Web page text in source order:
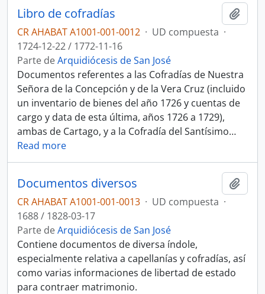
Libro de cofradías
CR AHABAT A1001-001-0012 · UD compuesta ·
1724-12-22 / 1772-11-16
Parte deArquidiócesis de San José
Documentos referentes a las Cofradías de Nuestra
Señora de la Concepción y de la Vera Cruz (incluido
un inventario de bienes del año 1726 y cuentas de
cargo y data de esta última, años 1726 a 1729),
ambas de Cartago, y a la Cofradía del Santísimo…
Read more
Documentos diversos
CR AHABAT A1001-001-0013 · UD compuesta ·
1688 / 1828-03-17
Parte deArquidiócesis de San José
Contiene documentos de diversa índole,
especialmente relativa a capellanías y cofradías, así
como varias informaciones de libertad de estado
para contraer matrimonio.